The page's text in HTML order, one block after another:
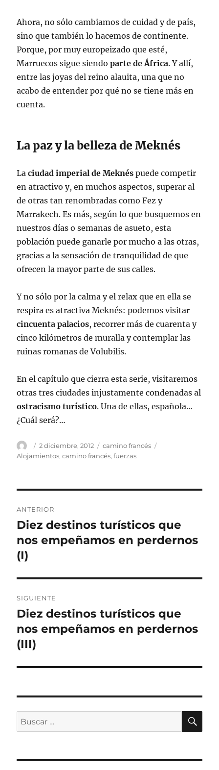
Ahora, no sólo cambiamos de cuidad y de país,
sino que también lo hacemos de continente.
Porque, por muy europeizado que esté,
Marruecos sigue siendoparte de África. Y allí,
entre las joyas del reino alauita, una que no
acabo de entender por qué no se tiene más en
cuenta.
La paz y la belleza de Meknés
Laciudad imperial de Meknés puede competir
en atractivo y, en muchos aspectos, superar al
de otras tan renombradas como Fez y
Marrakech. Es más, según lo que busquemos en
nuestros días o semanas de asueto, esta
población puede ganarle por mucho a las otras,
gracias a la sensación de tranquilidad de que
ofrecen la mayor parte de sus calles.
Y no sólo por la calma y el relax que en ella se
respira es atractiva Meknés: podemos visitar
cincuenta palacios, recorrer más de cuarenta y
cinco kilómetros de muralla y contemplar las
ruinas romanas de Volubilis.
En el capítulo que cierra esta serie, visitaremos
otras tres ciudades injustamente condenadas al
ostracismo turístico. Una de ellas, española…
¿Cuál será?…
Autor
Publicado
el
2 diciembre, 2012 Categorías
camino francés
Alojamientos,camino francés,fuerzas
de
entradas
ANTERIOR
Entrada
anterior:
Diez destinos turísticos que
nos empeñamos en perdernos
(I)
SIGUIENTE
Entrada
siguiente:
Diez destinos turísticos que
nos empeñamos en perdernos
(III)
Buscar
por: